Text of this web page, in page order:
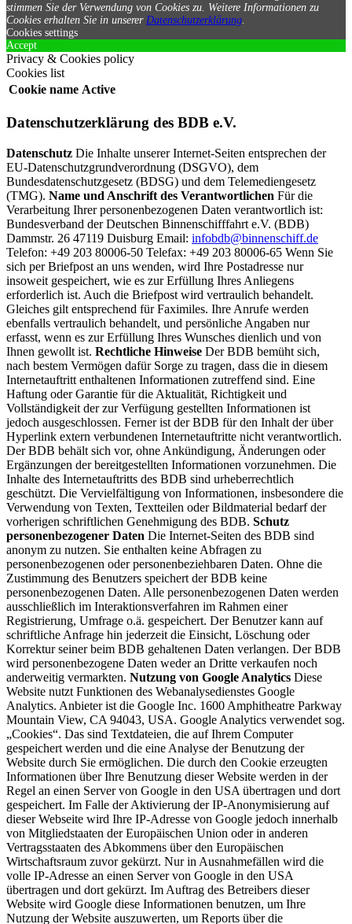
stimmen Sie der Verwendung von Cookies zu. Weitere Informationen zu
Cookies erhalten Sie in unserer Datenschutzerklärung.
Cookies settings
Accept
Privacy & Cookies policy
Cookies list
Cookie name Active
Datenschutzerklärung des BDB e.V.
Datenschutz Die Inhalte unserer Internet-Seiten entsprechen der
EU-Datenschutzgrundverordnung (DSGVO), dem
Bundesdatenschutzgesetz (BDSG) und dem Telemediengesetz
(TMG). Name und Anschrift des Verantwortlichen Für die
Verarbeitung Ihrer personenbezogenen Daten verantwortlich ist:
Bundesverband der Deutschen Binnenschifffahrt e.V. (BDB)
Dammstr. 26 47119 Duisburg Email: infobdb@binnenschiff.de
Telefon: +49 203 80006-50 Telefax: +49 203 80006-65 Wenn Sie
sich per Briefpost an uns wenden, wird Ihre Postadresse nur
insoweit gespeichert, wie es zur Erfüllung Ihres Anliegens
erforderlich ist. Auch die Briefpost wird vertraulich behandelt.
Gleiches gilt entsprechend für Faximiles. Ihre Anrufe werden
ebenfalls vertraulich behandelt, und persönliche Angaben nur
erfasst, wenn es zur Erfüllung Ihres Wunsches dienlich und von
Ihnen gewollt ist. Rechtliche Hinweise Der BDB bemüht sich,
nach bestem Vermögen dafür Sorge zu tragen, dass die in diesem
Internetauftritt enthaltenen Informationen zutreffend sind. Eine
Haftung oder Garantie für die Aktualität, Richtigkeit und
Vollständigkeit der zur Verfügung gestellten Informationen ist
jedoch ausgeschlossen. Ferner ist der BDB für den Inhalt der über
Hyperlink extern verbundenen Internetauftritte nicht verantwortlich.
Der BDB behält sich vor, ohne Ankündigung, Änderungen oder
Ergänzungen der bereitgestellten Informationen vorzunehmen. Die
Inhalte des Internetauftritts des BDB sind urheberrechtlich
geschützt. Die Vervielfältigung von Informationen, insbesondere die
Verwendung von Texten, Textteilen oder Bildmaterial bedarf der
vorherigen schriftlichen Genehmigung des BDB. Schutz
personenbezogener Daten Die Internet-Seiten des BDB sind
anonym zu nutzen. Sie enthalten keine Abfragen zu
personenbezogenen oder personenbeziehbaren Daten. Ohne die
Zustimmung des Benutzers speichert der BDB keine
personenbezogenen Daten. Alle personenbezogenen Daten werden
ausschließlich im Interaktionsverfahren im Rahmen einer
Registrierung, Umfrage o.ä. gespeichert. Der Benutzer kann auf
schriftliche Anfrage hin jederzeit die Einsicht, Löschung oder
Korrektur seiner beim BDB gehaltenen Daten verlangen. Der BDB
wird personenbezogene Daten weder an Dritte verkaufen noch
anderweitig vermarkten. Nutzung von Google Analytics Diese
Website nutzt Funktionen des Webanalysedienstes Google
Analytics. Anbieter ist die Google Inc. 1600 Amphitheatre Parkway
Mountain View, CA 94043, USA. Google Analytics verwendet sog.
„Cookies“. Das sind Textdateien, die auf Ihrem Computer
gespeichert werden und die eine Analyse der Benutzung der
Website durch Sie ermöglichen. Die durch den Cookie erzeugten
Informationen über Ihre Benutzung dieser Website werden in der
Regel an einen Server von Google in den USA übertragen und dort
gespeichert. Im Falle der Aktivierung der IP-Anonymisierung auf
dieser Webseite wird Ihre IP-Adresse von Google jedoch innerhalb
von Mitgliedstaaten der Europäischen Union oder in anderen
Vertragsstaaten des Abkommens über den Europäischen
Wirtschaftsraum zuvor gekürzt. Nur in Ausnahmefällen wird die
volle IP-Adresse an einen Server von Google in den USA
übertragen und dort gekürzt. Im Auftrag des Betreibers dieser
Website wird Google diese Informationen benutzen, um Ihre
Nutzung der Website auszuwerten, um Reports über die